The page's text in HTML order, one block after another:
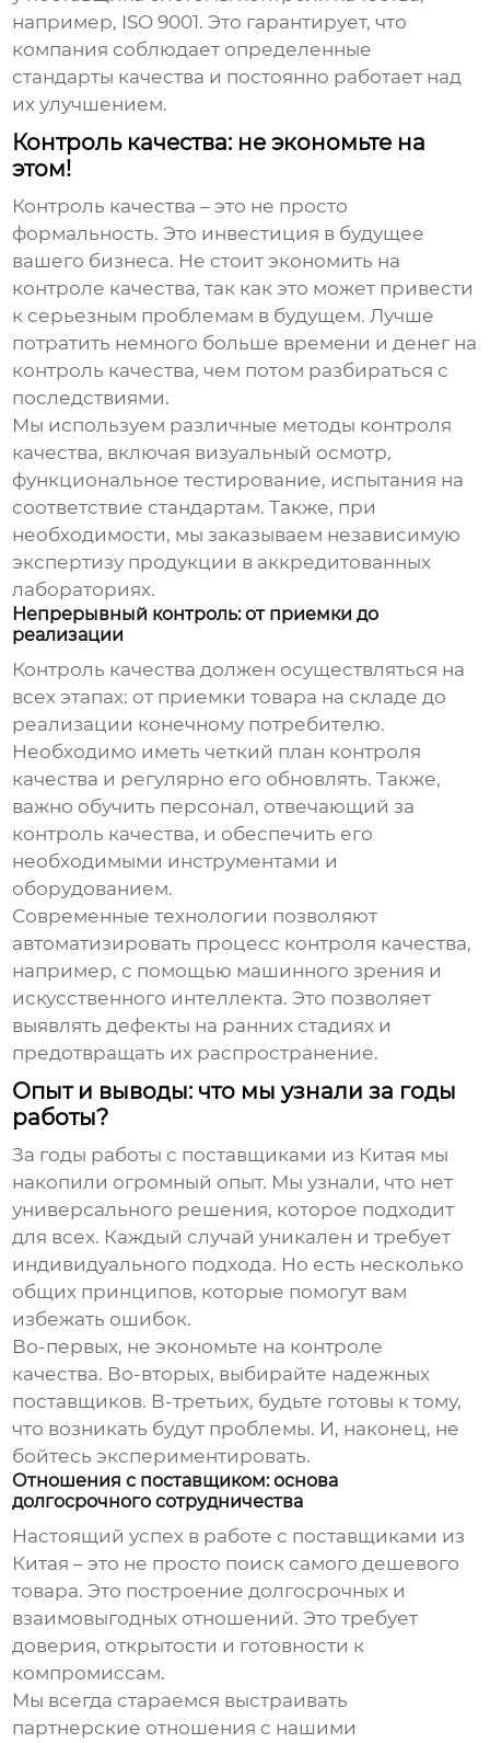
например, ISO 9001. Это гарантирует, что
компания соблюдает определенные
стандарты качества и постоянно работает над
их улучшением.
Контроль качества: не экономьте на
этом!
Контроль качества – это не просто
формальность. Это инвестиция в будущее
вашего бизнеса. Не стоит экономить на
контроле качества, так как это может привести
к серьезным проблемам в будущем. Лучше
потратить немного больше времени и денег на
контроль качества, чем потом разбираться с
последствиями.
Мы используем различные методы контроля
качества, включая визуальный осмотр,
функциональное тестирование, испытания на
соответствие стандартам. Также, при
необходимости, мы заказываем независимую
экспертизу продукции в аккредитованных
лабораториях.
Непрерывный контроль: от приемки до
реализации
Контроль качества должен осуществляться на
всех этапах: от приемки товара на складе до
реализации конечному потребителю.
Необходимо иметь четкий план контроля
качества и регулярно его обновлять. Также,
важно обучить персонал, отвечающий за
контроль качества, и обеспечить его
необходимыми инструментами и
оборудованием.
Современные технологии позволяют
автоматизировать процесс контроля качества,
например, с помощью машинного зрения и
искусственного интеллекта. Это позволяет
выявлять дефекты на ранних стадиях и
предотвращать их распространение.
Опыт и выводы: что мы узнали за годы
работы?
За годы работы с поставщиками из Китая мы
накопили огромный опыт. Мы узнали, что нет
универсального решения, которое подходит
для всех. Каждый случай уникален и требует
индивидуального подхода. Но есть несколько
общих принципов, которые помогут вам
избежать ошибок.
Во-первых, не экономьте на контроле
качества. Во-вторых, выбирайте надежных
поставщиков. В-третьих, будьте готовы к тому,
что возникать будут проблемы. И, наконец, не
бойтесь экспериментировать.
Отношения с поставщиком: основа
долгосрочного сотрудничества
Настоящий успех в работе с поставщиками из
Китая – это не просто поиск самого дешевого
товара. Это построение долгосрочных и
взаимовыгодных отношений. Это требует
доверия, открытости и готовности к
компромиссам.
Мы всегда стараемся выстраивать
партнерские отношения с нашими